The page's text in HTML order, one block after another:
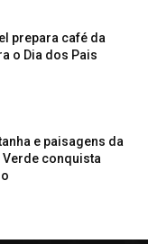
prepara café da
o Dia dos Pais
e paisagens da
Verde conquista